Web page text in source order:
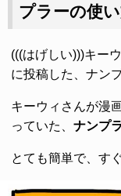
プラーの使
(((はげしい)))キー
に投稿した、ナン
キーウィさんが漫
っていた、 ナンプ
とても簡単で、す